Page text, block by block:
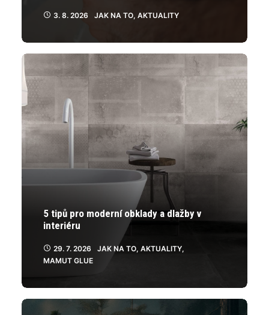
3. 8. 2026 JAK NA TO, AKTUALITY
5 tipů pro moderní obklady a dlažby v
interiéru
29. 7. 2026 JAK NA TO, AKTUALITY,
MAMUT GLUE